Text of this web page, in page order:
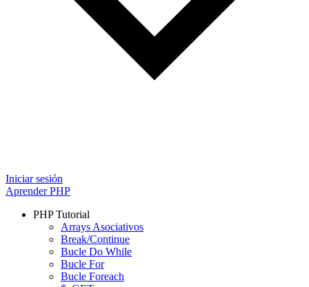
Iniciar sesión
Aprender PHP
PHP Tutorial
Arrays Asociativos
Break/Continue
Bucle Do While
Bucle For
Bucle Foreach